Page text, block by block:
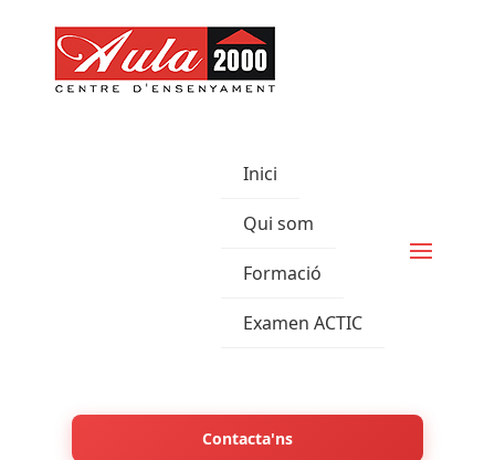
Inici
Qui som
Formació
Examen ACTIC
Contacta'ns